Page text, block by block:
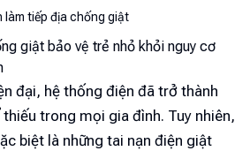
làm tiếp địa chống giật
giật bảo vệ trẻ nhỏ khỏi nguy cơ
đại, hệ thống điện đã trở thành
trong mọi gia đình. Tuy nhiên,
biệt là những tai nạn điện giật